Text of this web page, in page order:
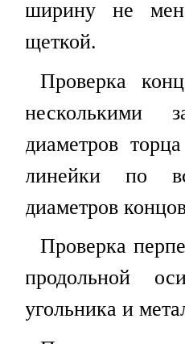
ширину не
щеткой.
Проверка
несколькими
диаметров
линейки по
диаметров
Проверка
продольной
угольника и